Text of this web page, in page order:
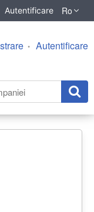
Autentificare Ro
Autentificare